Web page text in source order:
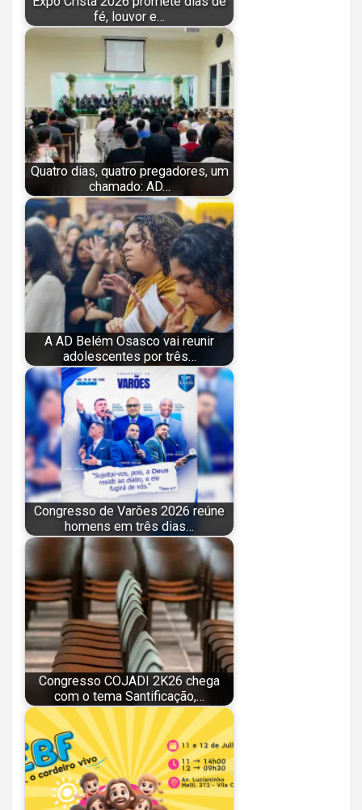
fé, louvor e…
Quatro dias, quatro pregadores, um
chamado: AD…
A AD Belém Osasco vai reunir
adolescentes por três…
Congresso de Varões 2026 reúne
homens em três dias…
Congresso COJADI 2K26 chega
com o tema Santificação,…